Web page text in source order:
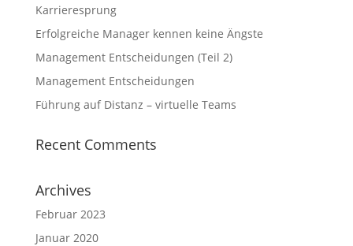
Karrieresprung
Erfolgreiche Manager kennen keine Ängste
Management Entscheidungen (Teil 2)
Management Entscheidungen
Führung auf Distanz – virtuelle Teams
Recent Comments
Archives
Februar 2023
Januar 2020